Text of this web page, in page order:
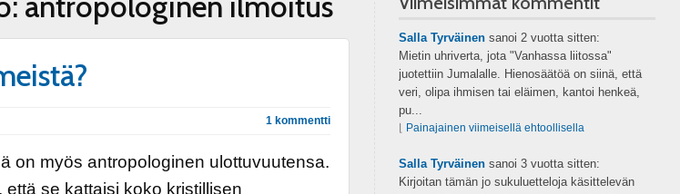
1 kommentti
on myös antropologinen ulottuvuutensa.
se kattaisi koko kristillisen
Salla Tyrväinensanoi 2 vuotta sitten:
Mietin uhriverta, jota "Vanhassa liitossa"
juotettiin Jumalalle. Hienosäätöä on siinä, että
veri, olipa ihmisen tai eläimen, kantoi henkeä,
pu...
Painajainen viimeisellä ehtoollisella
Salla Tyrväinensanoi 3 vuotta sitten:
Kirjoitan tämän jo sukuluetteloja käsittelevän